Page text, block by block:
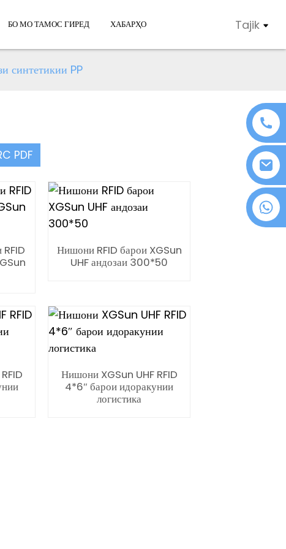
БО МО ТАМОС ГИРЕД ХАБАРҲО Tajik
+86 18076372139
синтетикии PP
PDF
Нишони RFID барои XGSun
UHF андозаи 300*50
Нишони XGSun UHF RFID
4*6″ барои идоракунии
логистика